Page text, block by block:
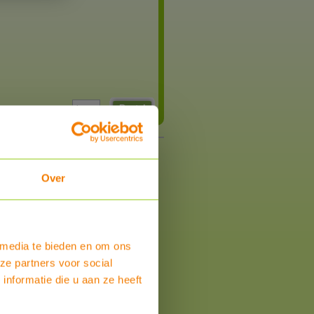
Over
te bieden en om ons
partners voor social
die u aan ze heeft
Bestel